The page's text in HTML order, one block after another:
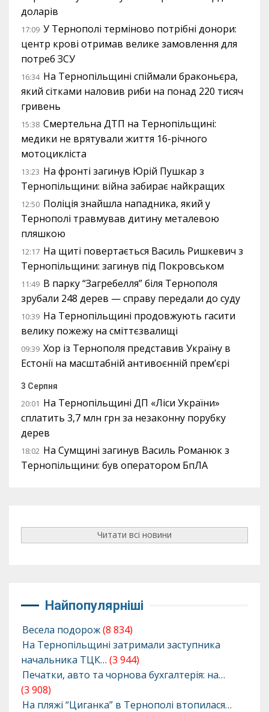
доларів
17:09 У Тернополі терміново потрібні донори:
центр крові отримав велике замовлення для
потреб ЗСУ
16:34 На Тернопільщині спіймали браконьєра,
який сітками наловив риби на понад 220 тисяч
гривень
15:38 Смертельна ДТП на Тернопільщині:
медики не врятували життя 16-річного
мотоцикліста
13:23 На фронті загинув Юрій Пушкар з
Тернопільщини: війна забирає найкращих
12:50 Поліція знайшла нападника, який у
Тернополі травмував дитину металевою
пляшкою
12:17 На щиті повертається Василь Ришкевич з
Тернопільщини: загинув під Покровськом
11:49 В парку “Загребелля” біля Тернополя
зрубали 248 дерев — справу передали до суду
10:39 На Тернопільщині продовжують гасити
велику пожежу на сміттєзвалищі
09:39 Хор із Тернополя представив Україну в
Естонії на масштабній антивоєнній прем’єрі
3 Серпня
20:01 На Тернопільщині ДП «Ліси України»
сплатить 3,7 млн грн за незаконну порубку
дерев
18:02 На Сумщині загинув Василь Романюк з
Тернопільщини: був оператором БпЛА
Читати всі новини
Найпопулярніші
Весела подорож(8 834)
На Тернопільщині затримали заступника
начальника ТЦК… (3 944)
Печатки, авто та чорнова бухгалтерія: на…
(3 908)
На пляжі “Циганка” в Тернополі втопилася…